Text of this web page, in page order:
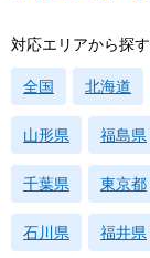
対応エリアから探す
全国 北海道
山形県 福島県
千葉県 東京都
石川県 福井県